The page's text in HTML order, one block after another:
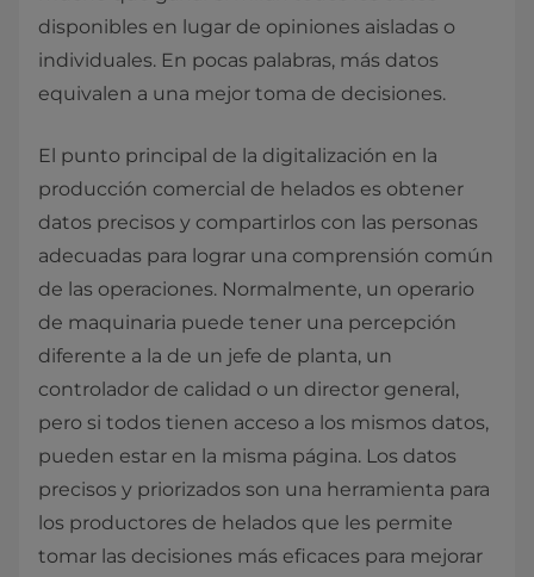
disponibles en lugar de opiniones aisladas o
individuales. En pocas palabras, más datos
equivalen a una mejor toma de decisiones.
El punto principal de la digitalización en la
producción comercial de helados es obtener
datos precisos y compartirlos con las personas
adecuadas para lograr una comprensión común
de las operaciones. Normalmente, un operario
de maquinaria puede tener una percepción
diferente a la de un jefe de planta, un
controlador de calidad o un director general,
pero si todos tienen acceso a los mismos datos,
pueden estar en la misma página. Los datos
precisos y priorizados son una herramienta para
los productores de helados que les permite
tomar las decisiones más eficaces para mejorar